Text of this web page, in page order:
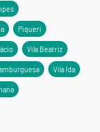
Piqueri
Vila Beatriz
Vila Ida